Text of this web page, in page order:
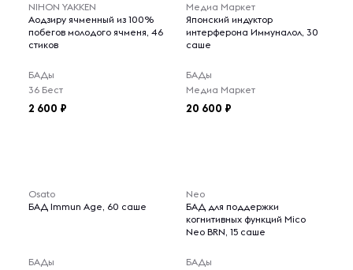
NIHON YAKKEN
Аодзиру ячменный из 100%
побегов молодого ячменя, 46
стиков
БАДы
36 Бест
2 600
Медиа Маркет
Японский индуктор
интерферона Иммуналол, 30
саше
БАДы
Медиа Маркет
20 600
Osato
БАД Immun Age, 60 саше
БАДы
Neo
БАД для поддержки
когнитивных функций Mico
Neo BRN, 15 саше
БАДы